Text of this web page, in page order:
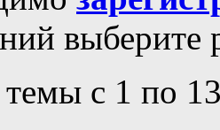
выберите
с 1 по